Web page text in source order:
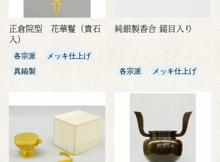
正倉院型 花華鬘（貴石
入）
各宗派
メッキ仕上げ
真鍮製
純銀製香合 鎚目入り
各宗派 メッキ仕上げ